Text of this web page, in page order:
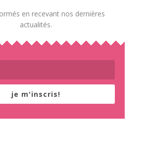
en recevant nos dernières
actualités.
je m'inscris!